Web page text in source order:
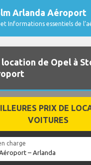
Arlanda Aéroport
et Informations essentiels de
de Opel à
PRIX DE
VOITURES
charge